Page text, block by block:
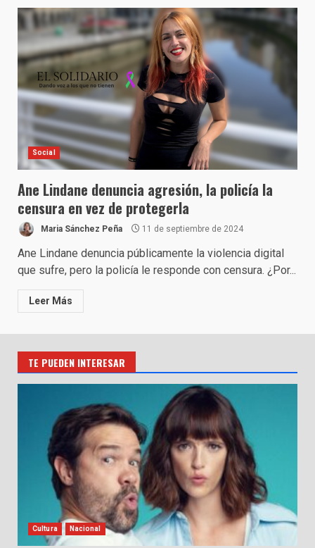
Social
Ane Lindane denuncia agresión, la policía la
censura en vez de protegerla
Maria Sánchez Peña 11 de septiembre de 2024
Ane Lindane denuncia públicamente la violencia digital
que sufre, pero la policía le responde con censura. ¿Por...
Leer Más
TE PUEDEN INTERESAR
Cultura Nacional